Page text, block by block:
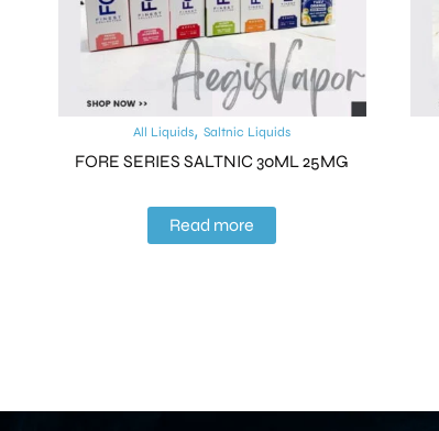
All Liquids,Saltnic Liquids
FORE SERIES SALTNIC 30ML 25MG
Read more